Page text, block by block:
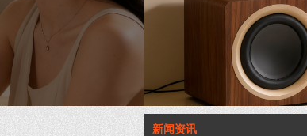
新闻资讯